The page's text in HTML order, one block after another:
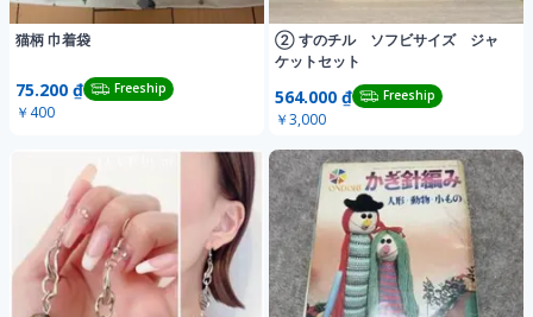
猫柄 巾着袋
75.200 ₫ Freeship
￥400
② すのチル ソフビサイズ ジャ
ケットセット
564.000 ₫ Freeship
￥3,000